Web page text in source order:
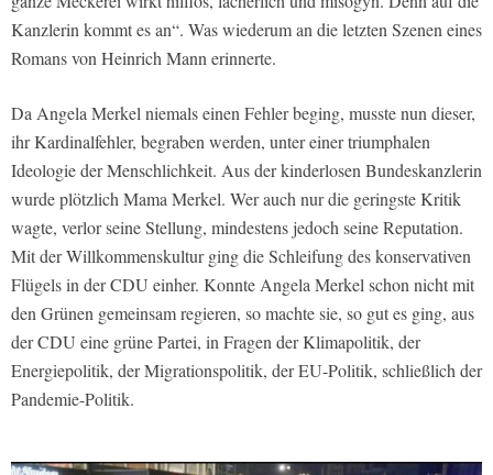
Kanzlerin kommt es an“. Was wiederum an die letzten Szenen eines
Romans von Heinrich Mann erinnerte.
Da Angela Merkel niemals einen Fehler beging, musste nun dieser,
ihr Kardinalfehler, begraben werden, unter einer triumphalen
Ideologie der Menschlichkeit. Aus der kinderlosen Bundeskanzlerin
wurde plötzlich Mama Merkel. Wer auch nur die geringste Kritik
wagte, verlor seine Stellung, mindestens jedoch seine Reputation.
Mit der Willkommenskultur ging die Schleifung des konservativen
Flügels in der CDU einher. Konnte Angela Merkel schon nicht mit
den Grünen gemeinsam regieren, so machte sie, so gut es ging, aus
der CDU eine grüne Partei, in Fragen der Klimapolitik, der
Energiepolitik, der Migrationspolitik, der EU-Politik, schließlich der
Pandemie-Politik.